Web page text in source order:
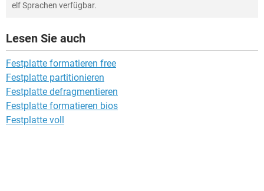
elf Sprachen verfügbar.
Lesen Sie auch
Festplatte formatieren free
Festplatte partitionieren
Festplatte defragmentieren
Festplatte formatieren bios
Festplatte voll